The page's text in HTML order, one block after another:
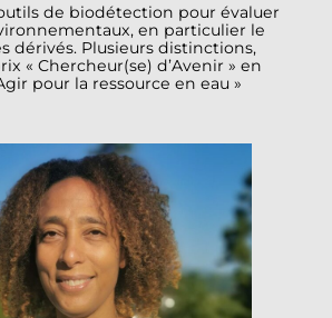
de biodétection pour évaluer
en particulier le
dérivés. Plusieurs distinctions,
« Chercheur(se) d’Avenir » en
pour la ressource en eau »